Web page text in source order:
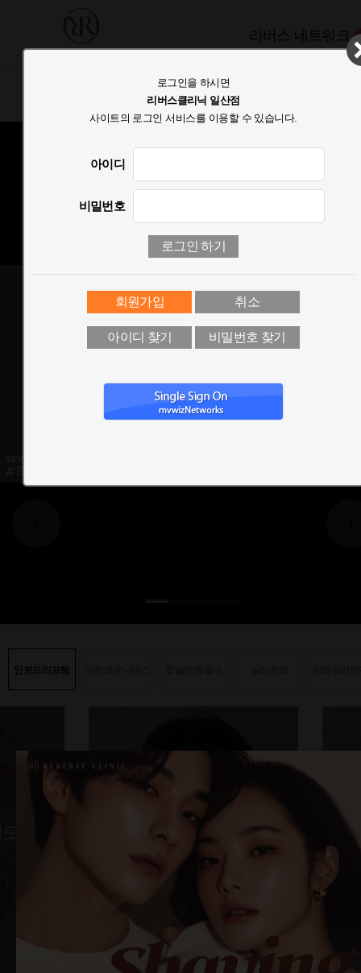
로그인을 하시면
리버스클리닉 일산점
사이트의 로그인 서비스를 이용할 수 있습니다.
아이디
비밀번호
EVENT TALK
리버스 네트워크
인모드리프팅
인모드 FX
99,000원